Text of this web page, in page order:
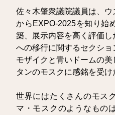
佐々木肇衆議院議員は、
からEXPO-2025を知り始
築、展示内容を高く評価し
への移行に関するセクショ
モザイクと青いドームの
タンのモスクに感銘を受け
世界にはたくさんのモス
マ・モスクのようなもの